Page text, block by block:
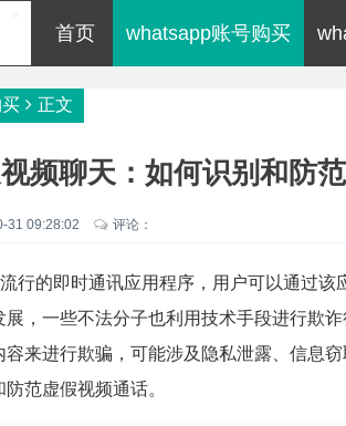
首页 whatsapp账号购买
正文
频聊天：如何识别和防
31 09:28:02 评论：
行的即时通讯应用程序，用户可以通过
，一些不法分子也利用技术手段进行欺
来进行欺骗，可能涉及隐私泄露、信息
范虚假视频通话。